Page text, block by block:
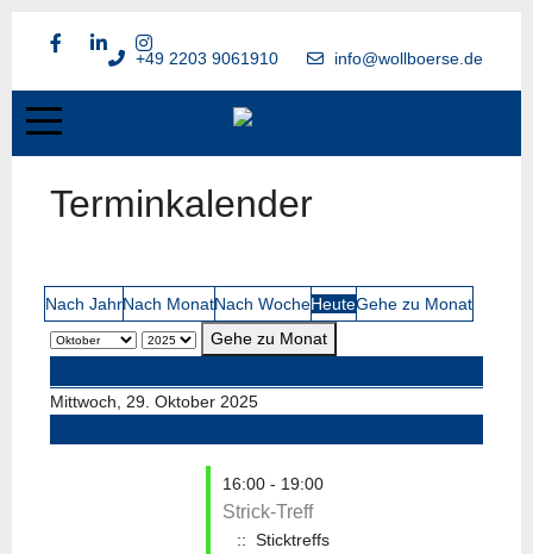
+49 2203 9061910 info@wollboerse.de
Terminkalender
Nach JahrNach MonatNach WocheHeuteGehe zu Monat
Gehe zu Monat
Mittwoch, 29. Oktober 2025
16:00 - 19:00
Strick-Treff
:: Sticktreffs